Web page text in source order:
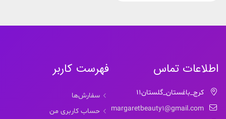
اطلاعات تماس
کرج_باغستان_گلستان11
margaretbeauty1@gmail.com
فهرست کاربر
سفارش‌ها
حساب کاربری من